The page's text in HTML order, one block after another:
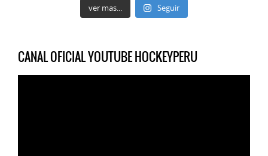
ver mas... Seguir
CANAL OFICIAL YOUTUBE HOCKEYPERU